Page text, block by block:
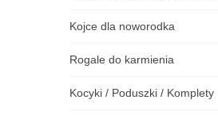
Kojce dla noworodka
Rogale do karmienia
Kocyki / Poduszki / Komplety